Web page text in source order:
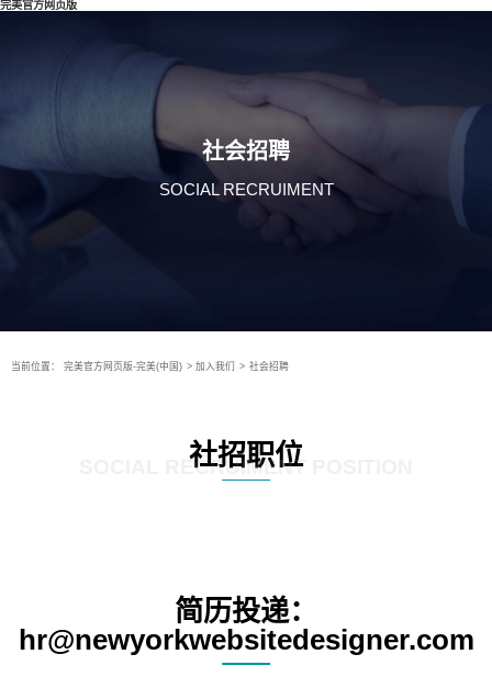
完美官方网页版
社会招聘
SOCIAL RECRUIMENT
当前位置： 完美官方网页版-完美(中国) > 加入我们 > 社会招聘
社招职位
SOCIAL RECRUIMENT POSITION
简历投递：
hr@newyorkwebsitedesigner.com